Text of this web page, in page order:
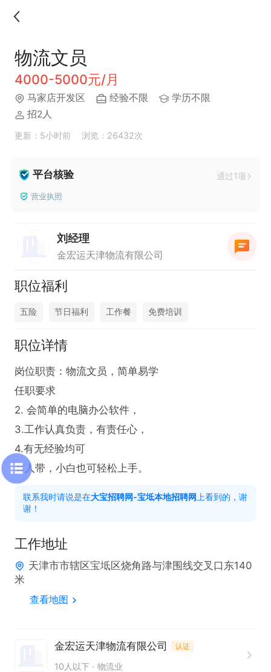
物流文员
4000-5000元/月
马家店开发区 经验不限
学历不限
招2人
更新：5小时前 浏览：26432次
平台核验 通过1项
营业执照
刘经理
金宏运天津物流有限公司
职位福利
五险 节日福利 工作餐 免费培训
职位详情
岗位职责：物流文员，简单易学
任职要求
2. 会简单的电脑办公软件，
3.工作认真负责，有责任心，
4.有无经验均可
有人带，小白也可轻松上手。
联系我时请说是在大宝招聘网-宝坻本地招聘网 上看到的，谢
谢！
工作地址
天津市市辖区宝坻区烧角路与津围线交叉口东140
米
查看地图
金宏运天津物流有限公司 认证
10人以下 物流业